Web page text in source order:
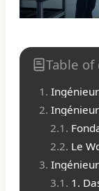
Table
Le
1.